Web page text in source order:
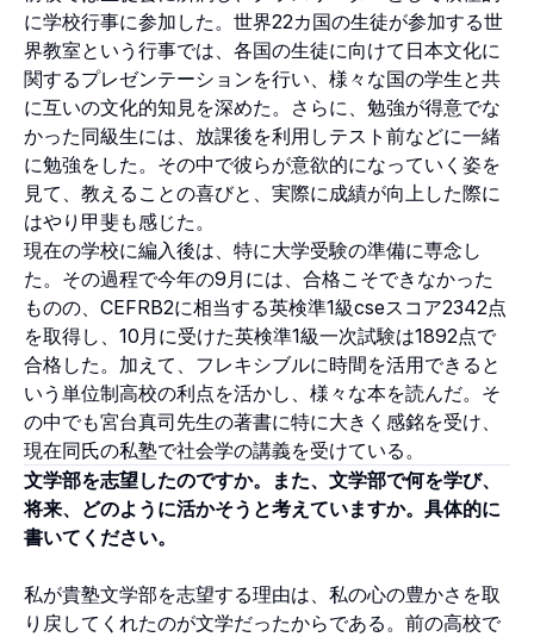
に学校行事に参加した。世界22カ国の生徒が参加する世
界教室という行事では、各国の生徒に向けて日本文化に
関するプレゼンテーションを行い、様々な国の学生と共
に互いの文化的知見を深めた。さらに、勉強が得意でな
かった同級生には、放課後を利用しテスト前などに一緒
に勉強をした。その中で彼らが意欲的になっていく姿を
見て、教えることの喜びと、実際に成績が向上した際に
はやり甲斐も感じた。
現在の学校に編入後は、特に大学受験の準備に専念し
た。その過程で今年の9月には、合格こそできなかった
ものの、CEFRB2に相当する英検準1級cseスコア2342点
を取得し、10月に受けた英検準1級一次試験は1892点で
合格した。加えて、フレキシブルに時間を活用できると
いう単位制高校の利点を活かし、様々な本を読んだ。そ
の中でも宮台真司先生の著書に特に大きく感銘を受け、
現在同氏の私塾で社会学の講義を受けている。
文学部を志望したのですか。また、文学部で何を学び、
将来、どのように活かそうと考えていますか。具体的に
書いてください。
私が貴塾文学部を志望する理由は、私の心の豊かさを取
り戻してくれたのが文学だったからである。前の高校で